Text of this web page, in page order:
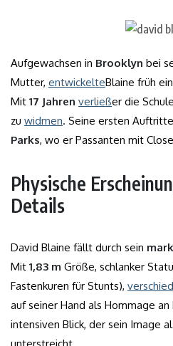
Aufgewachsen in Brooklyn bei
Mutter, entwickelteBlaine früh
Mit 17 Jahren verließer die
zu widmen. Seine ersten
Parks, wo er Passanten mit
Physische
Details
David Blaine fällt durch sein
Mit 1,83 m Größe, schlanker
Fastenkuren für Stunts),
auf seiner Hand als Hommage
intensiven Blick, der sein Image
unterstreicht.